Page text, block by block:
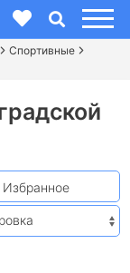
Спортивные
Избранное